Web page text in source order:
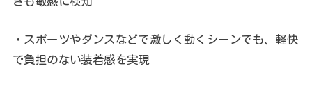
・スポーツやダンスなどで激しく動くシーンでも、軽快
で負担のない装着感を実現